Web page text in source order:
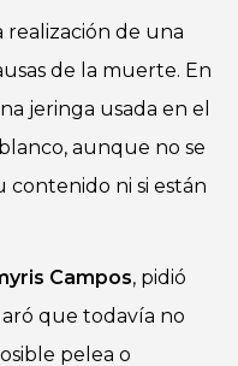
realización de una
de la muerte. En
jeringa usada en el
aunque no se
contenido ni si están
Campos, pidió
que todavía no
pelea o